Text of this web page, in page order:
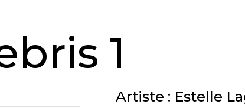
1
Artiste : Estelle